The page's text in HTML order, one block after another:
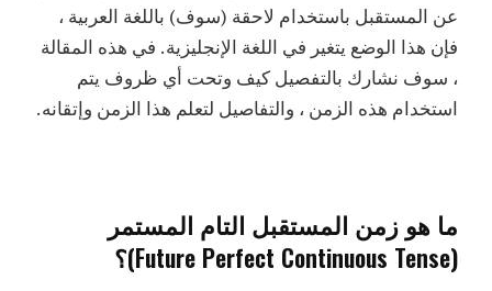
عن المستقبل باستخدام لاحقة (سوف) باللغة العربية ،
فإن هذا الوضع يتغير في اللغة الإنجليزية. في هذه المقالة
، سوف نشارك بالتفصيل كيف وتحت أي ظروف يتم
استخدام هذه الزمن ، والتفاصيل لتعلم هذا الزمن وإتقانه.
ما هو زمن المستقبل التام المستمر
(Future Perfect Continuous Tense)؟